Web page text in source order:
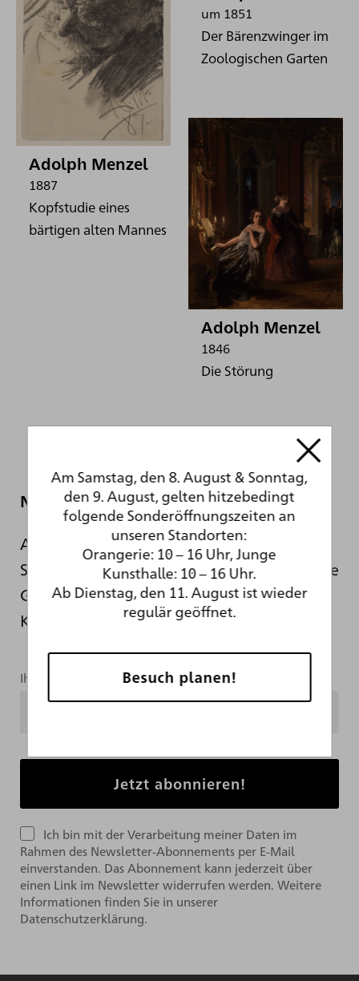
um 1851
Der Bärenzwinger im
Zoologischen Garten
Adolph Menzel
1887
Kopfstudie eines
bärtigen alten Mannes
Adolph Menzel
1846
Die Störung
Newsletter
Auch während der sanierungsbedingten
Schließung informieren wir Sie hier über die
Geschehnisse hinter den Kulissen der
Kunsthalle.
Ihre Mailadresse
Ich bin mit der Verarbeitung meiner Daten im
Rahmen des Newsletter-Abonnements per E-Mail
einverstanden. Das Abonnement kann jederzeit über
einen Link im Newsletter widerrufen werden. Weitere
Informationen finden Sie in unserer
Datenschutzerklärung.
Am Samstag, den 8. August & Sonntag,
den 9. August, gelten hitzebedingt
folgende Sonderöffnungszeiten an
unseren Standorten:
Orangerie: 10 – 16 Uhr, Junge
Kunsthalle: 10 – 16 Uhr.
Ab Dienstag, den 11. August ist wieder
regulär geöffnet.
Besuch planen!